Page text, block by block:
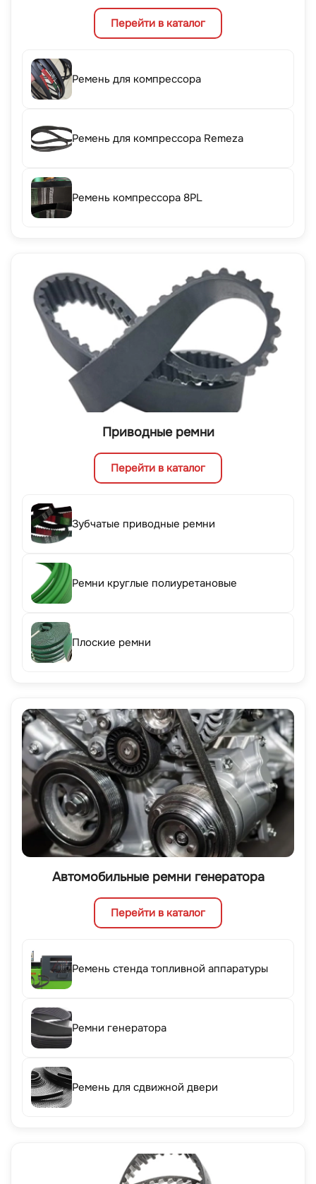
Перейти в каталог
Ремень для компрессора
Ремень для компрессора Remeza
Ремень компрессора 8PL
Приводные ремни
Перейти в каталог
Зубчатые приводные ремни
Ремни круглые полиуретановые
Плоские ремни
Автомобильные ремни генератора
Перейти в каталог
Ремень стенда топливной аппаратуры
Ремни генератора
Ремень для сдвижной двери